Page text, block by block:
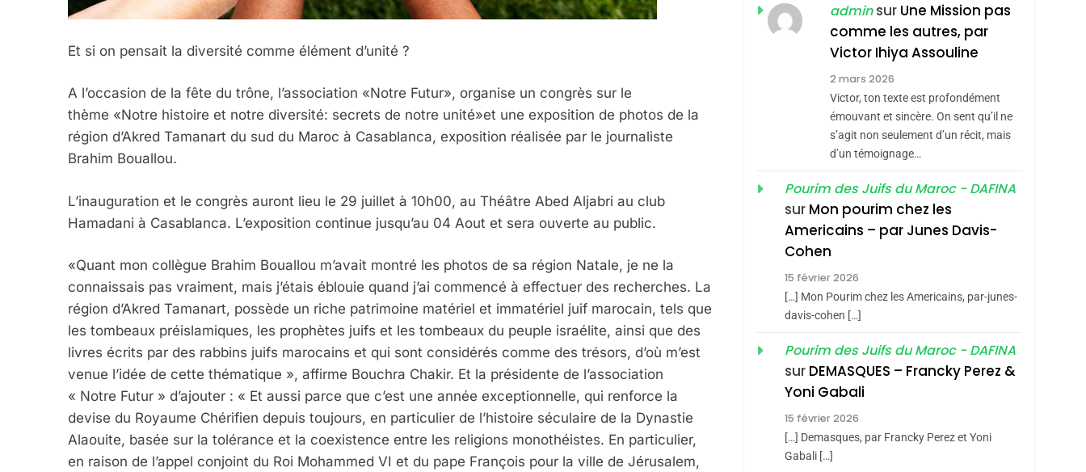
Et si on pensait la diversité comme élément d’unité ?
A l’occasion de la fête du trône, l’association «Notre Futur», organise un congrès sur le
thème «Notre histoire et notre diversité: secrets de notre unité»et une exposition de photos de la
région d’Akred Tamanart du sud du Maroc à Casablanca, exposition réalisée par le journaliste
Brahim Bouallou.
L’inauguration et le congrès auront lieu le 29 juillet à 10h00, au Théâtre Abed Aljabri au club
Hamadani à Casablanca. L’exposition continue jusqu’au 04 Aout et sera ouverte au public.
«Quant mon collègue Brahim Bouallou m’avait montré les photos de sa région Natale, je ne la
connaissais pas vraiment, mais j’étais éblouie quand j’ai commencé à effectuer des recherches. La
région d’Akred Tamanart, possède un riche patrimoine matériel et immatériel juif marocain, tels que
les tombeaux préislamiques, les prophètes juifs et les tombeaux du peuple israélite, ainsi que des
livres écrits par des rabbins juifs marocains et qui sont considérés comme des trésors, d’où m’est
venue l’idée de cette thématique », affirme Bouchra Chakir. Et la présidente de l’association
« Notre Futur » d’ajouter : « Et aussi parce que c’est une année exceptionnelle, qui renforce la
devise du Royaume Chérifien depuis toujours, en particulier de l’histoire séculaire de la Dynastie
Alaouite, basée sur la tolérance et la coexistence entre les religions monothéistes. En particulier,
en raison de l’appel conjoint du Roi Mohammed VI et du pape François pour la ville de Jérusalem,
Hadida
JUDAISME
Maroc : Les Amandes
De Tafraout, Le Miel
De Tadla Azilal
Consacrés Produits
Du Terroir
MAROC
Oeil Ravageur –
Vanessa De Loya
Stauber
CINEMA ISRAÉL
2
Nouvelle Chanson De
Boy George
ISRAÉL JUDAISME
Tout Sur La Nostalgie
SOUVENIRS
L’alliance Pourrait
adminsur Une Mission pas
comme les autres, par
Victor Ihiya Assouline
2 mars 2026
Victor, ton texte est profondément
émouvant et sincère. On sent qu’il ne
s’agit non seulement d’un récit, mais
d’un témoignage…
Pourim des Juifs du Maroc - DAFINA
sur Mon pourim chez les
Americains – par Junes Davis-
Cohen
15 février 2026
[…] Mon Pourim chez les Americains, par-junes-
davis-cohen […]
Pourim des Juifs du Maroc - DAFINA
sur DEMASQUES – Francky Perez &
Yoni Gabali
15 février 2026
[…] Demasques, par Francky Perez et Yoni
Gabali […]